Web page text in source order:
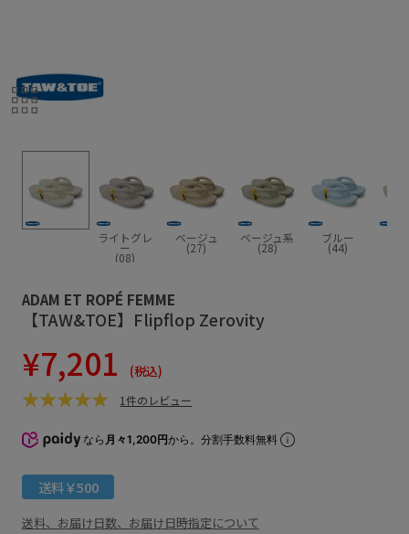
ライトグレ
ー
(08)
ベージュ
(27)
ベージュ系
(28)
ブルー
(44)
ADAM ET ROPÉ FEMME
【TAW&TOE】Flipflop Zerovity
¥7,201 (税込)
1件のレビュー
なら 月々1,200円から。分割手数料無料
送料￥500
送料、お届け日数、お届け日時指定について